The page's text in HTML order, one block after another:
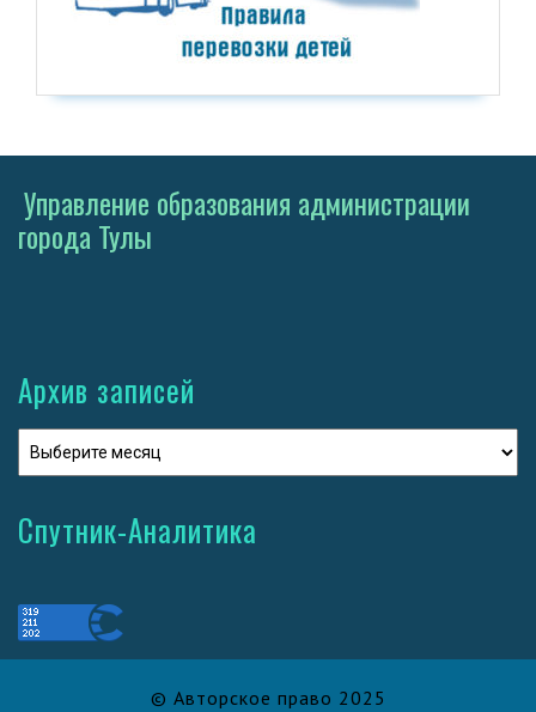
Управление образования администрации
города Тулы
Архив записей
Спутник-Аналитика
© Авторское право 2025